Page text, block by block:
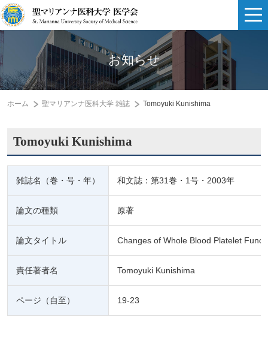
お知らせ
ホーム 聖マリアンナ医科大学 雑誌 Tomoyuki Kunishima
Tomoyuki Kunishima
雑誌名（巻・号・年） 和文誌：第31巻・1号・2003年
論文の種類 原著
論文タイトル Changes of Whole Blood Platelet
責任著者名 Tomoyuki Kunishima
ページ（自至） 19-23